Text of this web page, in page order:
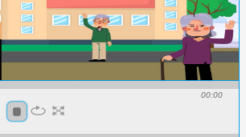
00:00